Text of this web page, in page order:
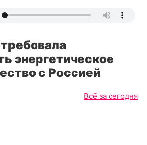
энергетическое
с Россией
Всё за сегодня